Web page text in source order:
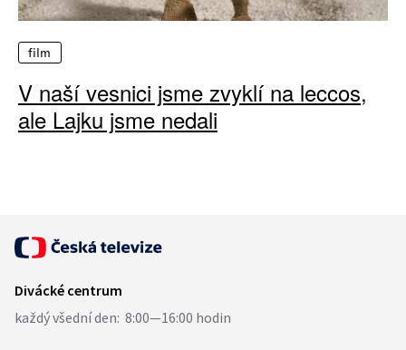
film
V naší vesnici jsme zvyklí na leccos,
ale Lajku jsme nedali